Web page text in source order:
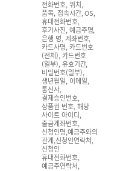
전화번호, 위치,
품목, 접속시간, OS,
휴대전화번호,
후기사진, 예금주명,
은행 명, 계좌번호,
카드사명, 카드번호
(전체), 카드번호
(일부), 유효기간,
비밀번호(일부),
생년월일, 이메일,
통신사,
결제승인번호,
상품권 번호, 해당
사이트 아이디,
출금계좌번호,
신청인명,예금주와의
관계,신청인연락처,
신청인
휴대전화번호,
예금주연락처,